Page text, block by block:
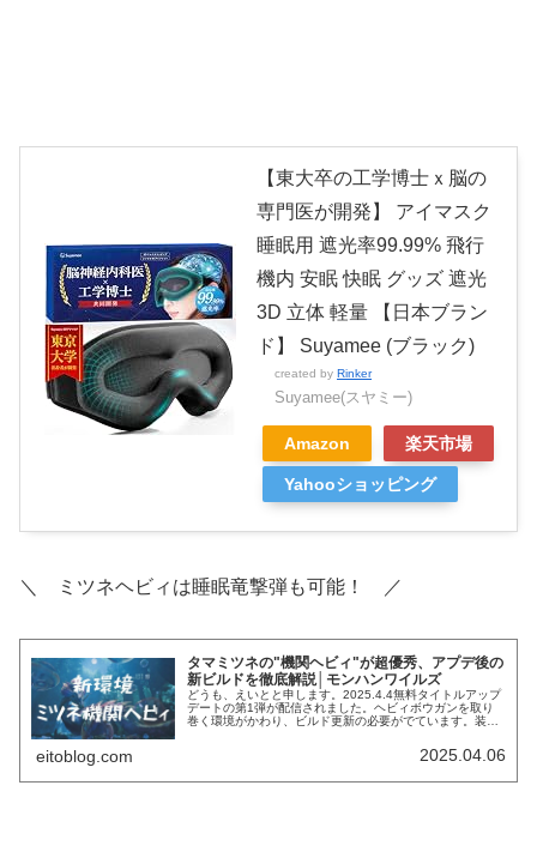
【東大卒の工学博士ｘ脳の
専門医が開発】 アイマスク
睡眠用 遮光率99.99% 飛行
機内 安眠 快眠 グッズ 遮光
3D 立体 軽量 【日本ブラン
ド】 Suyamee (ブラック)
created by Rinker
Suyamee(スヤミー)
Amazon 楽天市場
Yahooショッピング
＼ ミツネヘビィは睡眠竜撃弾も可能！ ／
タマミツネの"機関ヘビィ"が超優秀、アプデ後の
新ビルドを徹底解説│モンハンワイルズ
どうも、えいとと申します。2025.4.4無料タイトルアップ
デートの第1弾が配信されました。ヘビィボウガンを取り
巻く環境がかわり、ビルド更新の必要がでています。装備
eitoblog.com 2025.04.06